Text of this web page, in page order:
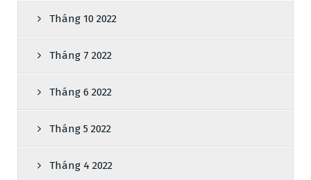
Tháng 10 2022
Tháng 7 2022
Tháng 6 2022
Tháng 5 2022
Tháng 4 2022